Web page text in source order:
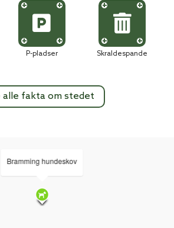
P-pladser Skraldespande
alle fakta om stedet
Bramming hundeskov